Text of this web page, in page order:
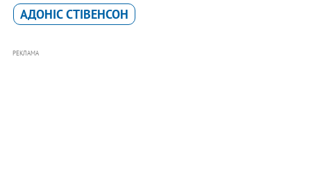
АДОНIС CТIВЕНСОН
РЕКЛАМА